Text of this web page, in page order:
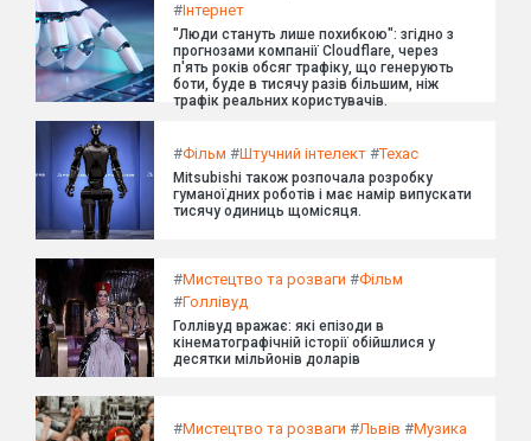
#Інтернет
"Люди стануть лише похибкою": згідно з
прогнозами компанії Cloudflare, через
п'ять років обсяг трафіку, що генерують
боти, буде в тисячу разів більшим, ніж
трафік реальних користувачів.
#Фільм #Штучний інтелект #Техас
Mitsubishi також розпочала розробку
гуманоїдних роботів і має намір випускати
тисячу одиниць щомісяця.
#Мистецтво та розваги #Фільм
#Голлівуд
Голлівуд вражає: які епізоди в
кінематографічній історії обійшлися у
десятки мільйонів доларів
#Мистецтво та розваги #Львів #Музика